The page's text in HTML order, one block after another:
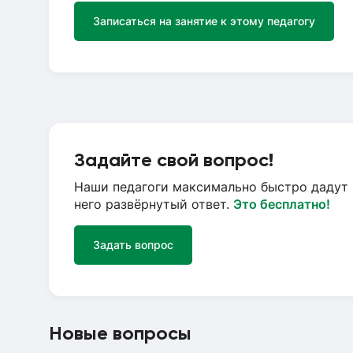
Записаться на занятие к этому педагогу
Задайте свой вопрос!
Наши педагоги максимально быстро дадут
него развёрнутый ответ. Это бесплатно!
Задать вопрос
Новые вопросы